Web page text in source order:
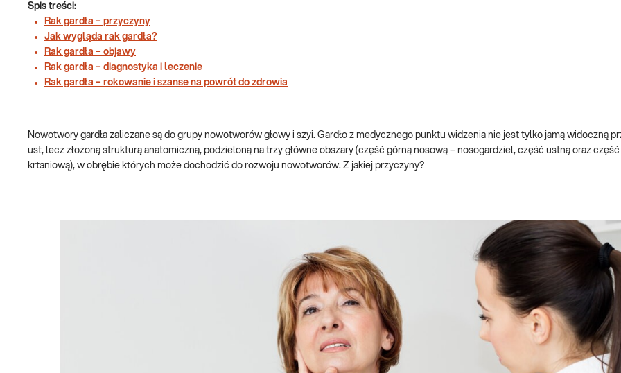
Spis treści:
Rak gardła – przyczyny
Jak wygląda rak gardła?
Rak gardła – objawy
Rak gardła – diagnostyka i leczenie
Rak gardła – rokowanie i szanse na powrót do zdrowia
Nowotwory gardła zaliczane są do grupy nowotworów głowy i szyi. Gardło z medycznego punktu widzenia nie jest tylko jamą widoczną
ust, lecz złożoną strukturą anatomiczną, podzieloną na trzy główne obszary (część górną nosową – nosogardziel, część ustną oraz część
krtaniową), w obrębie których może dochodzić do rozwoju nowotworów. Z jakiej przyczyny?